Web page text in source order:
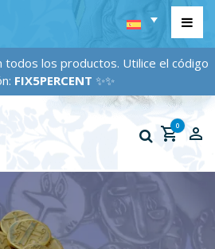
todos los productos. Utilice el código
FIX5PERCENT✨✨
0